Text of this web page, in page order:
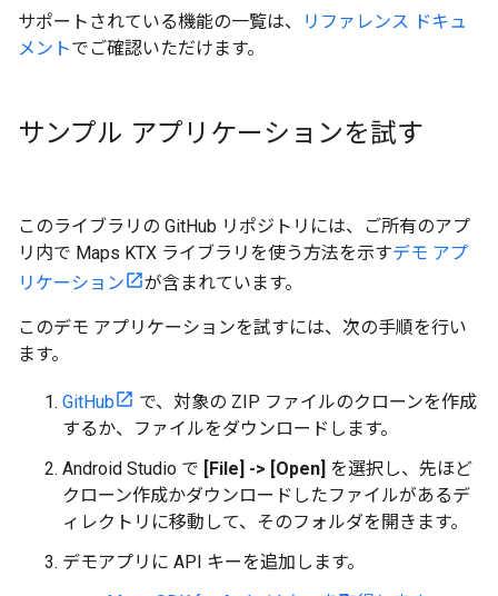
サポートされている機能の一覧は、
リファレンス ドキュ
メントでご確認いただけます。
サンプル アプリケーションを試す
このライブラリの GitHub リポジトリには、ご所有のアプ
リ内で Maps KTX ライブラリを使う方法を示すデモ アプ
リケーション
が含まれています。
このデモ アプリケーションを試すには、次の手順を行い
ます。
GitHub
で、対象の ZIP ファイルのクローンを作成
するか、ファイルをダウンロードします。
Android Studio で [File] -> [Open] を選択し、先ほど
クローン作成かダウンロードしたファイルがあるデ
ィレクトリに移動して、そのフォルダを開きます。
デモアプリに API キーを追加します。